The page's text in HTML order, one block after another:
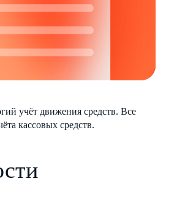
учёт движения средств. Все
кассовых средств.